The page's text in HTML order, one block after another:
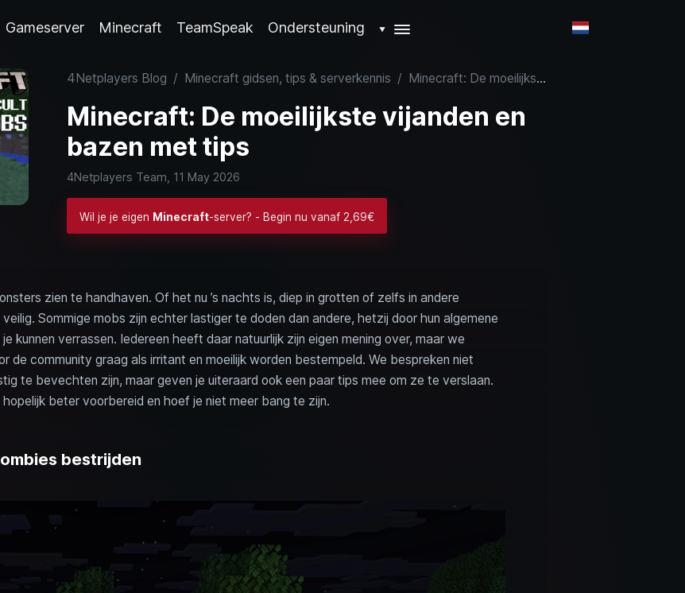
Gameserver Minecraft TeamSpeak Ondersteuning ▼
4Netplayers Blog / Minecraft gidsen, tips & serverkennis / Minecraft: De moeilijkste vijanden en bazen met tips
Minecraft: De moeilijkste vijanden en
bazen met tips
4Netplayers Team, 11 May 2026
Wil je je eigen Minecraft-server? - Begin nu vanaf 2,69€
zien te handhaven. Of het nu ’s nachts is, diep in grotten of zelfs in andere
Sommige mobs zijn echter lastiger te doden dan andere, hetzij door hun algemene
kunnen verrassen. Iedereen heeft daar natuurlijk zijn eigen mening over, maar we
de community graag als irritant en moeilijk worden bestempeld. We bespreken niet
te bevechten zijn, maar geven je uiteraard ook een paar tips mee om ze te verslaan.
beter voorbereid en hoef je niet meer bang te zijn.
bestrijden